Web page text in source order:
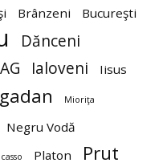
Brânzeni
Bucureşti
Dănceni
Ialoveni
Iisus
Mioriţa
Negru Vodă
Platon Prut